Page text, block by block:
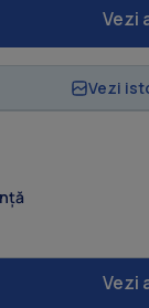
Vezi
Vezi
Vezi